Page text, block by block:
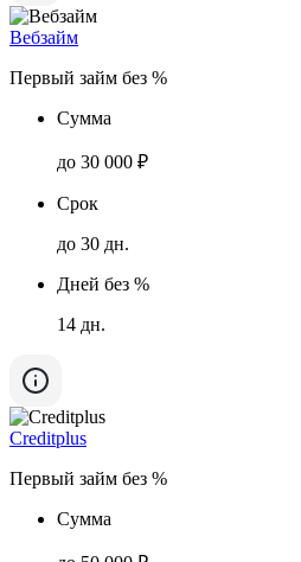
Вебзайм
Первый займ без %
Сумма
до 30 000 ₽
Срок
до 30 дн.
Дней без %
14 дн.
Creditplus
Первый займ без %
Сумма